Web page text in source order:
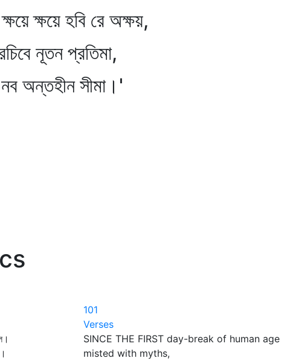
ক্ষয়ে হবি রে অক্ষয়,
নূতন প্রতিমা,
অন্তহীন সীমা।'
101
Verses
SINCE THE FIRST day-break of human age
misted with myths,